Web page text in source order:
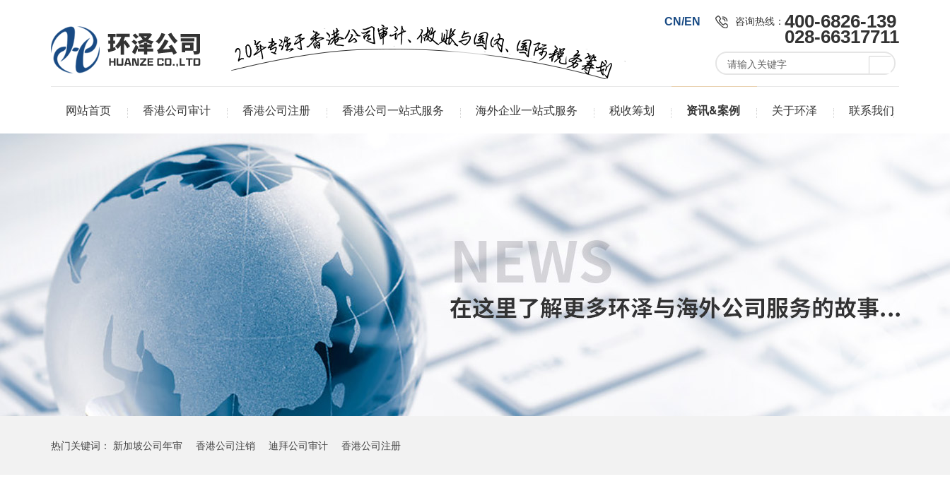
CN/EN 咨询热线： 400-6826-139
028-66317711
网站首页 香港公司审计 香港公司注册 香港公司一站式服务 海外企业一站式服务 税收筹划 资讯&案例 关于环泽 联系我们
热门关键词： 新加坡公司年审 香港公司注销 迪拜公司审计 香港公司注册